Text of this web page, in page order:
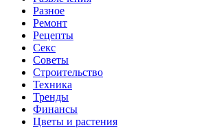
Разное
Ремонт
Рецепты
Секс
Советы
Строительство
Техника
Тренды
Финансы
Цветы и растения